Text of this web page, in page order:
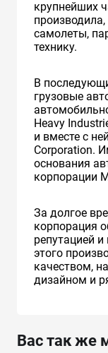
крупнейших
самолеты,
технику.
В
грузовые
Heavy
и вместе с
Corporation.
основания
корпорации
За долгое
корпорация
репутацией
этого
качеством,
дизайном и
Вас так же